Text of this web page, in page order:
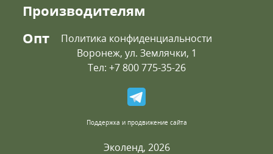
Производителям
Опт
Политика конфиденциальности
Воронеж, ул. Землячки, 1
Тел: +7 800 775-35-26
Поддержка и продвижение сайта
Эколенд, 2026